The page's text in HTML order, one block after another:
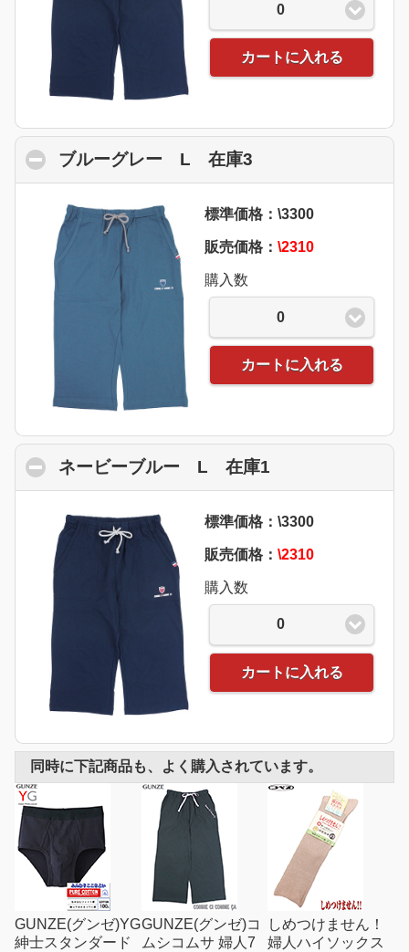
0
カートに入れる
ブルーグレー L 在庫3
標準価格：\3300
販売価格： \2310
購入数
0
カートに入れる
ネービーブルー L 在庫1
標準価格：\3300
販売価格： \2310
購入数
0
カートに入れる
同時に下記商品も、よく購入されています。
GUNZE(グンゼ)YG
紳士スタンダード
GUNZE(グンゼ)コ
ムシコムサ 婦人7
しめつけません！
婦人ハイソックス